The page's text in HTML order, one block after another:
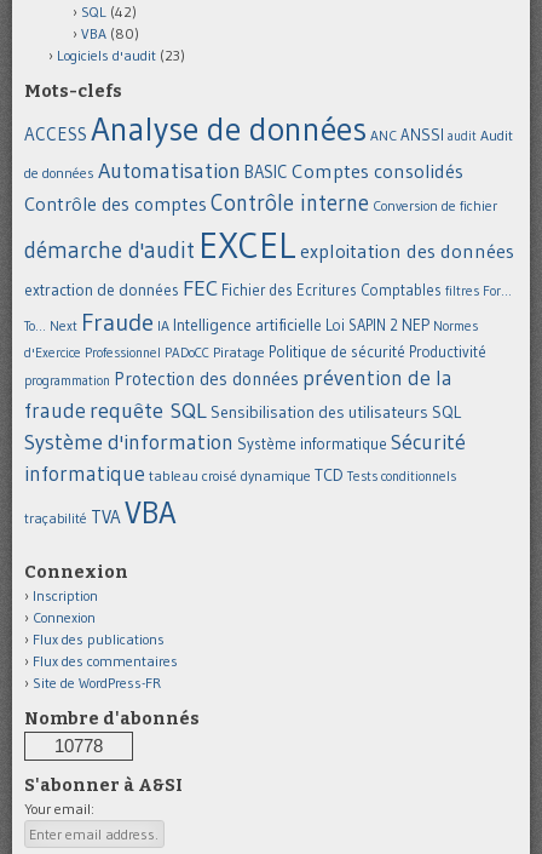
SQL (42)
VBA (80)
Logiciels d'audit (23)
Mots-clefs
ACCESS Analyse de données ANC ANSSI audit Audit
de données Automatisation BASIC Comptes consolidés
Contrôle des comptes Contrôle interne Conversion de fichier
démarche d'audit EXCEL exploitation des données
extraction de données FEC Fichier des Ecritures Comptables filtres For...
To... Next Fraude IA Intelligence artificielle Loi SAPIN 2 NEP Normes
d'Exercice Professionnel PADoCC Piratage Politique de sécurité Productivité
programmation Protection des données prévention de la
fraude requête SQL Sensibilisation des utilisateurs SQL
Système d'information Système informatique Sécurité
informatique tableau croisé dynamique TCD Tests conditionnels
traçabilité TVA VBA
Connexion
Inscription
Connexion
Flux des publications
Flux des commentaires
Site de WordPress-FR
Nombre d'abonnés
10778
S'abonner à A&SI
Your email: